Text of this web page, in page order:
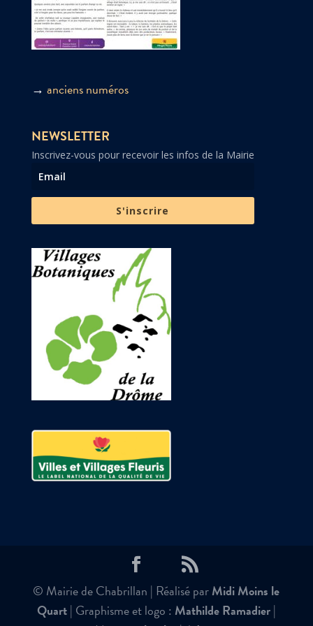
→ anciens numéros
NEWSLETTER
Inscrivez-vous pour recevoir les infos de la Mairie
S'inscrire
© Mairie de Chabrillan | Réalisé parMidi Moins le
Quart| Graphisme et logo : Mathilde Ramadier|